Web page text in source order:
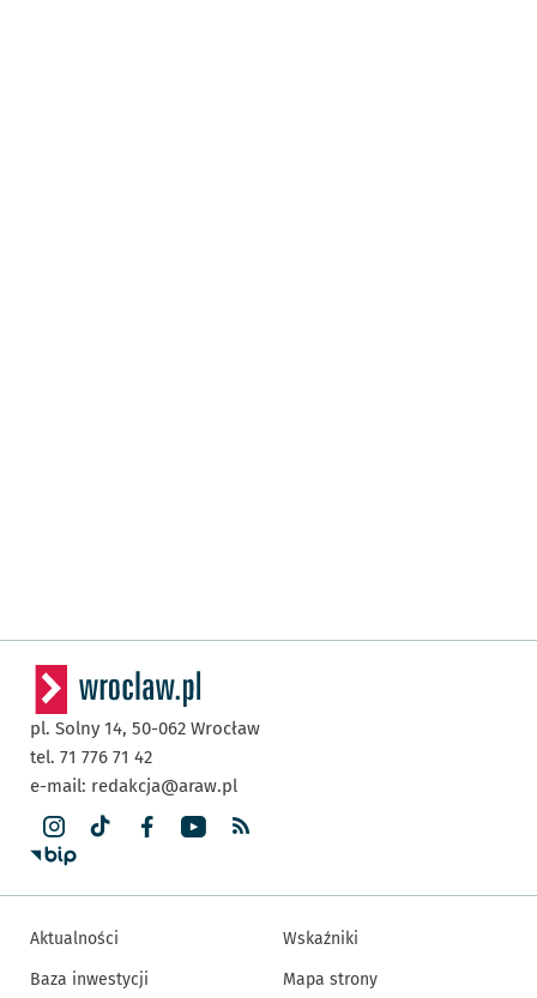
pl. Solny 14, 50-062 Wrocław
tel. 71 776 71 42
e-mail: redakcja@araw.pl
Aktualności
Baza inwestycji
Wskaźniki
Mapa strony